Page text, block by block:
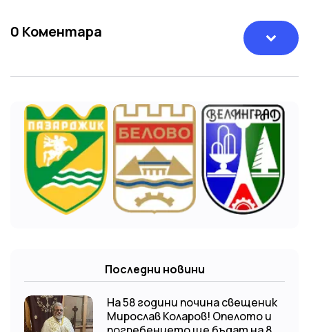
0 Коментара
Последни новини
На 58 години почина свещеник
Мирослав Коларов! Опелото и